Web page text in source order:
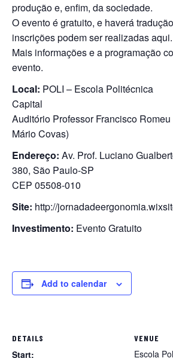
produção e, enfim, da sociedade.
O evento é gratuito, e haverá
inscrições podem ser realizadas aqui.
Mais informações e a programação
evento.
Local: POLI – Escola Politécnica
Capital
Auditório Professor Francisco
Mário Covas)
Endereço: Av. Prof. Luciano
380, São Paulo-SP
CEP 05508-010
Site: http://
Investimento: Evento Gratuito
Add to calendar
DETAILS
Start:
VENUE
Escola